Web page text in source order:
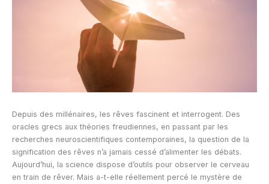
Depuis des millénaires, les rêves fascinent et interrogent. Des
oracles grecs aux théories freudiennes, en passant par les
recherches neuroscientifiques contemporaines, la question de la
signification des rêves n’a jamais cessé d’alimenter les débats.
Aujourd’hui, la science dispose d’outils pour observer le cerveau
en train de rêver. Mais a-t-elle réellement percé le mystère de